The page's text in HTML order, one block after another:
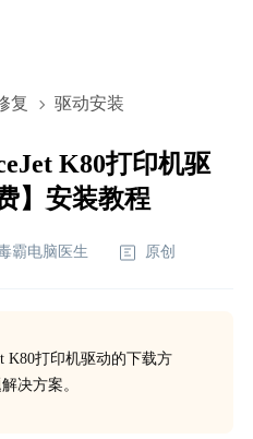
复 驱动安装
K80打印机驱
】安装教程
霸电脑医生 原创
K80打印机驱动的下载方
决方案。